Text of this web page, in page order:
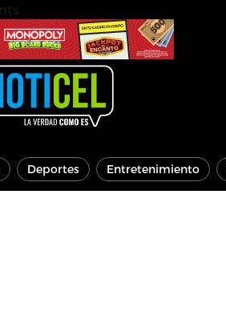
Deportes Entretenimiento